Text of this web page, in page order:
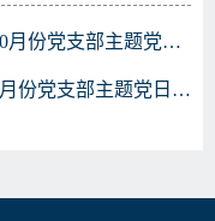
支部主题党日的通知
支部主题党日的通知